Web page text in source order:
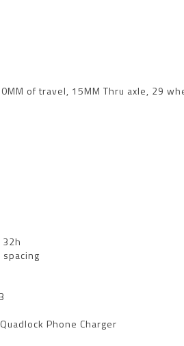
of travel, 15MM Thru axle, 29
Phone Charger